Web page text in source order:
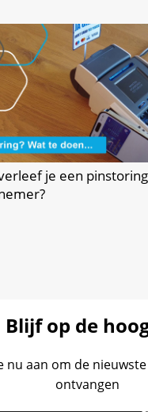
je een
Blijf op de
nu aan om de
ontvangen